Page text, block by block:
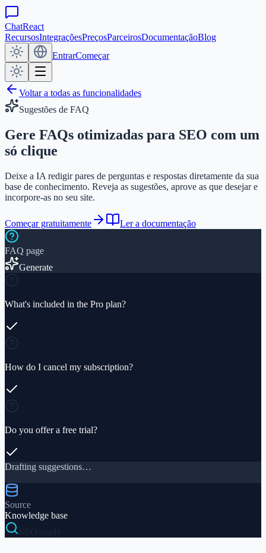
ChatReact
RecursosIntegraçõesPreçosParceirosDocumentaçãoBlog
EntrarComeçar
Voltar a todas as funcionalidades
Sugestões de FAQ
Gere FAQs otimizadas para SEO com um
só clique
Deixe a IA redigir pares de perguntas e respostas diretamente da sua
base de conhecimento. Reveja as sugestões, aprove as que desejar e
incorpore-as no seu site.
Começar gratuitamente Ler a documentação
FAQ page
Generate
What's included in the Pro plan?
How do I cancel my subscription?
Do you offer a free trial?
Drafting suggestions…
Source
Knowledge base